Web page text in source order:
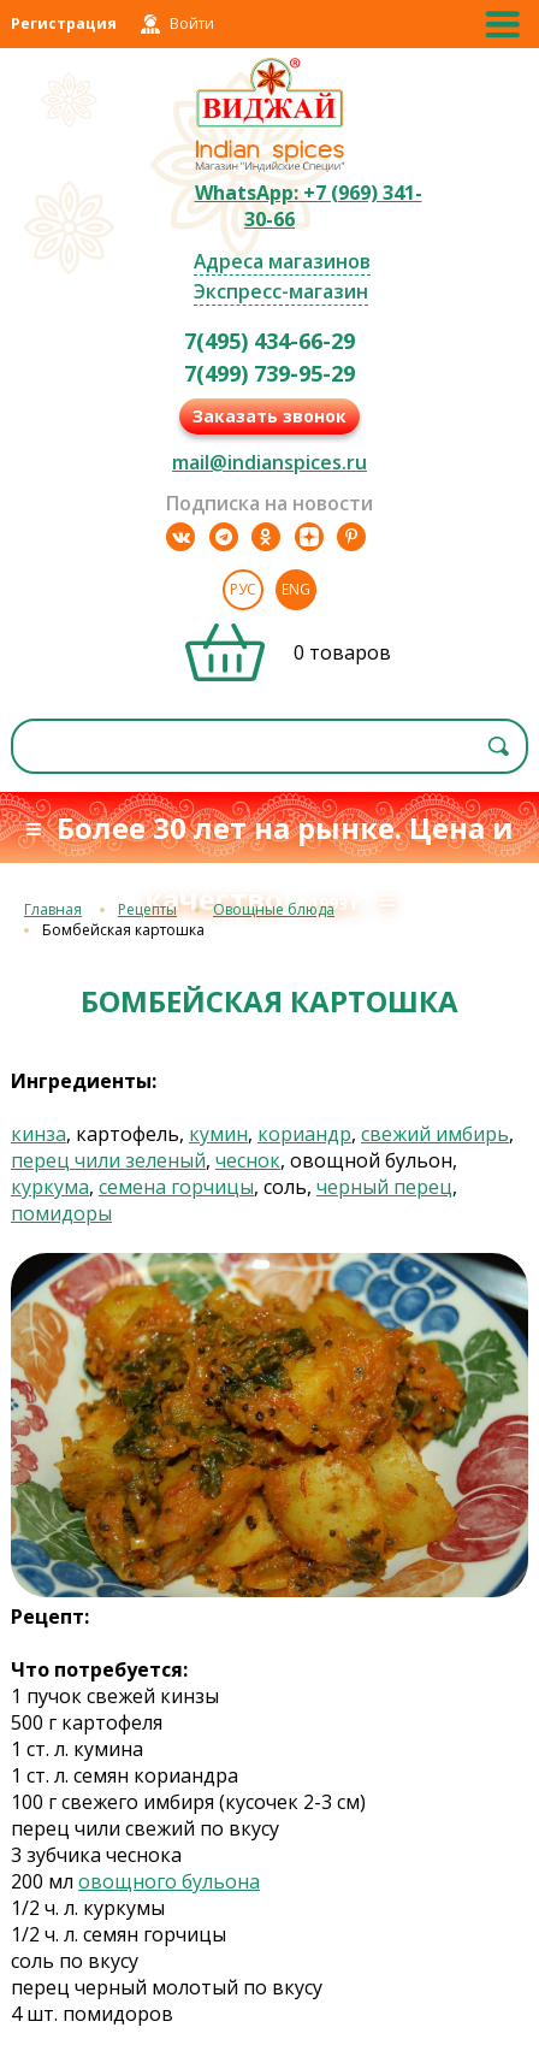
Регистрация Войти
WhatsApp: +7 (969) 341-
30-66
Адреса магазинов
Экспресс-магазин
7(495) 434-66-29
7(499) 739-95-29
Заказать звонок
mail@indianspices.ru
Подписка на новости
РУС ENG
0 товаров
≡ Более 30 лет на рынке. Цена и
качествос 1993 г. ≡
Главная Рецепты
Овощные блюда
Бомбейская картошка
БОМБЕЙСКАЯ КАРТОШКА
Ингредиенты:
кинза, картофель, кумин, кориандр, свежий имбирь,
перец чили зеленый, чеснок, овощной бульон,
куркума, семена горчицы, соль, черный перец,
помидоры
Рецепт:
Что потребуется:
1 пучок свежей кинзы
500 г картофеля
1 ст. л. кумина
1 ст. л. семян кориандра
100 г свежего имбиря (кусочек 2-3 см)
перец чили свежий по вкусу
3 зубчика чеснока
200 мл овощного бульона
1/2 ч. л. куркумы
1/2 ч. л. семян горчицы
соль по вкусу
перец черный молотый по вкусу
4 шт. помидоров